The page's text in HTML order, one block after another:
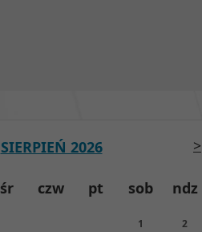
SIERPIEŃ 2026
śr czw pt sob ndz
1 2
>